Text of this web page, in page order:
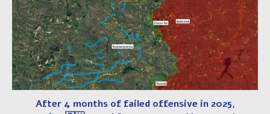
After 4 months of failed offensive in 2025,